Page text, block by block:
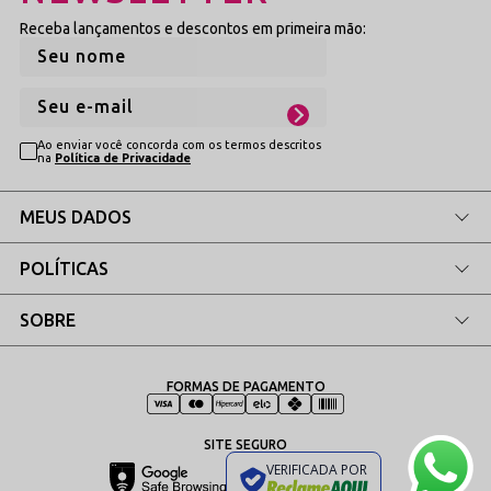
Receba lançamentos e descontos em primeira mão:
Ao enviar você concorda com os termos descritos
na Política de Privacidade
MEUS DADOS
POLÍTICAS
SOBRE
FORMAS DE PAGAMENTO
SITE SEGURO
VERIFICADA POR